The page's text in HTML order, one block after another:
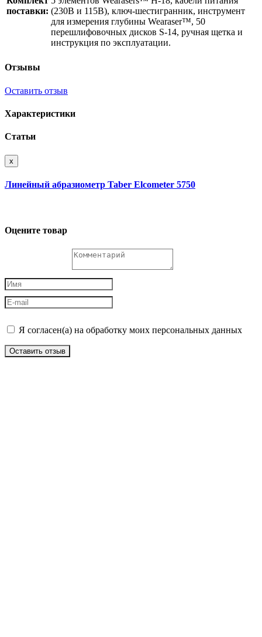
поставки: (230В и 115В), ключ-шестигранник, инструмент
для измерения глубины Wearaser™, 50
перешлифовочных дисков S-14, ручная щетка и
инструкция по эксплуатации.
Отзывы
Оставить отзыв
Характеристики
Статьи
x
Линейный абразиометр Taber Elcometer 5750
Оцените товар
Я согласен(а) на обработку моих персональных данных
Оставить отзыв